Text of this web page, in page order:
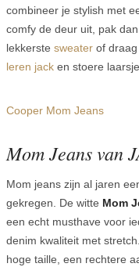
combineer je stylish met
comfy de deur uit, pak
lekkerste sweater of
leren jack en stoere
Cooper Mom Jeans
Mom Jeans van
Mom jeans zijn al jaren
gekregen. De witte Mom
een echt musthave voor
denim kwaliteit met
hoge taille, een rechtere